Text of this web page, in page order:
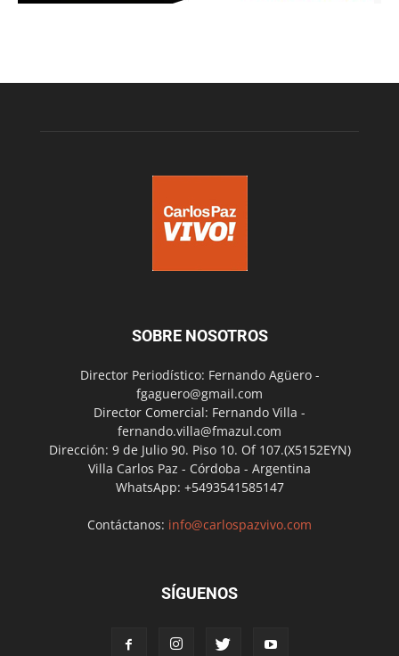
SOBRE NOSOTROS
Director Periodístico: Fernando Agüero -
fgaguero@gmail.com
Director Comercial: Fernando Villa -
fernando.villa@fmazul.com
Dirección: 9 de Julio 90. Piso 10. Of 107.(X5152EYN)
Villa Carlos Paz - Córdoba - Argentina
WhatsApp: +5493541585147
Contáctanos: info@carlospazvivo.com
SÍGUENOS